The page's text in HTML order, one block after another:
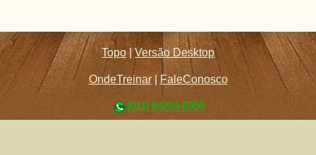
Topo |Versão Desktop
OndeTreinar| FaleConosco
(011) 94294-8956